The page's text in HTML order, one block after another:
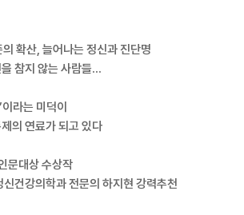
확산, 늘어나는 정신과 진단명
참지 않는 사람들…
이라는 미덕이
의 연료가 되고 있다
대상 수상작
건강의학과 전문의 하지현 강력추천